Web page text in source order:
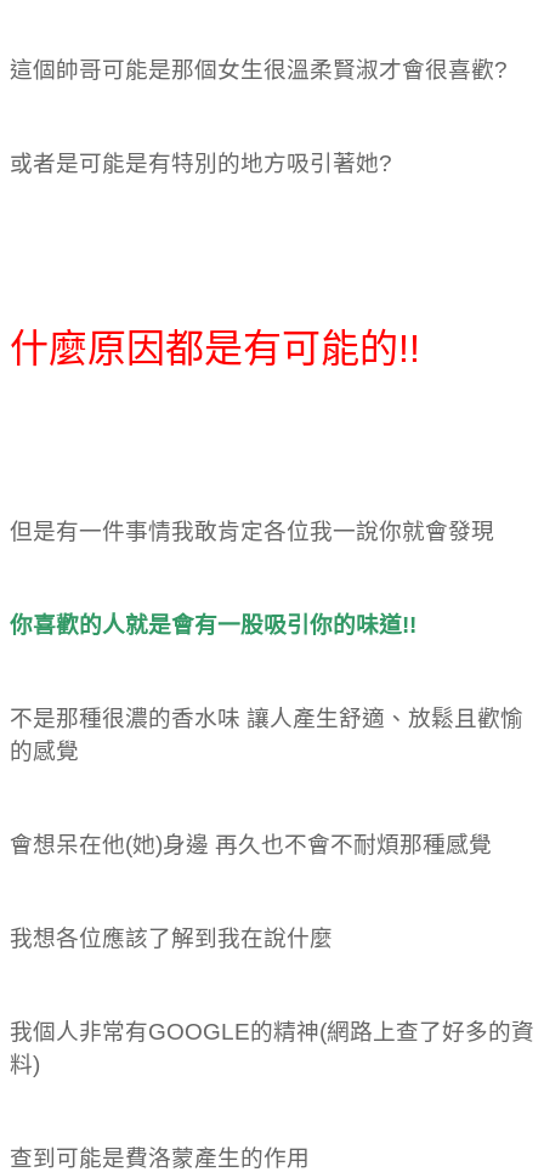
這個帥哥可能是那個女生很溫柔賢淑才會很喜歡?
或者是可能是有特別的地方吸引著她?
什麼原因都是有可能的!!
但是有一件事情我敢肯定各位我一說你就會發現
你喜歡的人就是會有一股吸引你的味道!!
不是那種很濃的香水味 讓人產生舒適、放鬆且歡愉
的感覺
會想呆在他(她)身邊 再久也不會不耐煩那種感覺
我想各位應該了解到我在說什麼
我個人非常有GOOGLE的精神(網路上查了好多的資
料)
查到可能是費洛蒙產生的作用